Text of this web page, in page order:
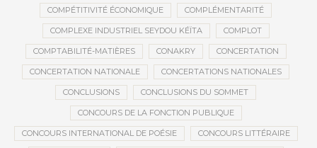
COMPÉTITIVITÉ ÉCONOMIQUE COMPLÉMENTARITÉ
COMPLEXE INDUSTRIEL SEYDOU KÉÏTA COMPLOT
COMPTABILITÉ-MATIÈRES CONAKRY CONCERTATION
CONCERTATION NATIONALE CONCERTATIONS NATIONALES
CONCLUSIONS CONCLUSIONS DU SOMMET
CONCOURS DE LA FONCTION PUBLIQUE
CONCOURS INTERNATIONAL DE POÉSIE CONCOURS LITTÉRAIRE